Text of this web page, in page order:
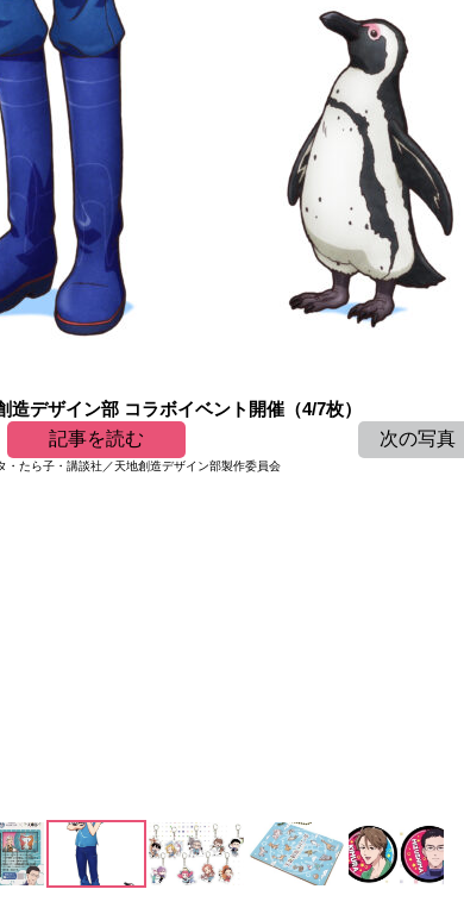
造デザイン部 コラボイベント開催（4/7枚）
記事を読む 次の写真
たら子・講談社／天地創造デザイン部製作委員会